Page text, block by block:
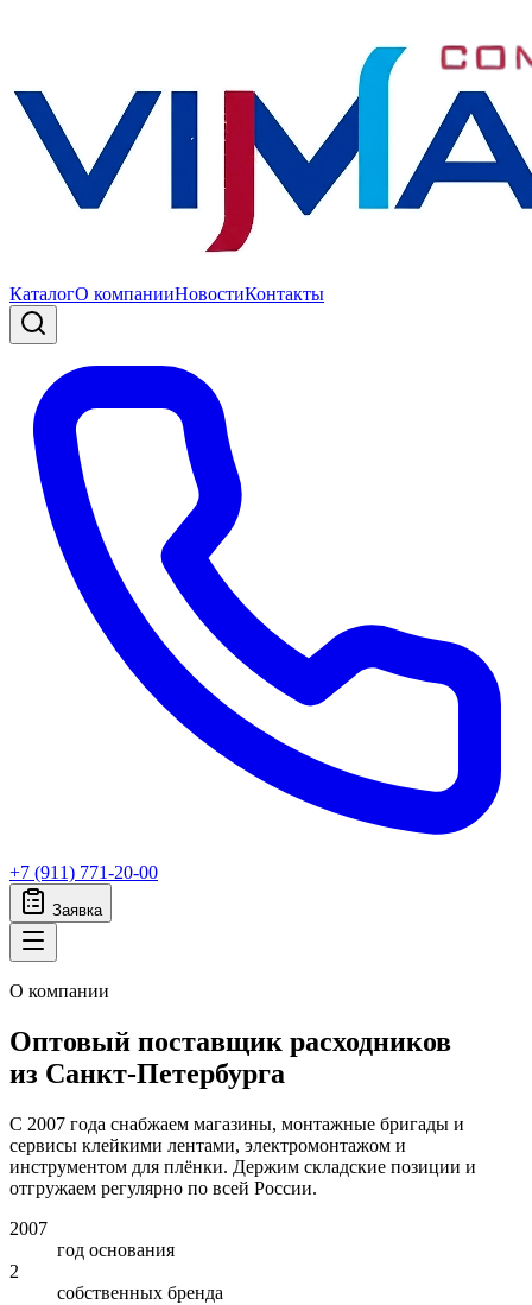
КаталогО компанииНовостиКонтакты
+7 (911) 771-20-00
Заявка
О компании
Оптовый поставщик расходников
из Санкт-Петербурга
С 2007 года снабжаем магазины, монтажные бригады и
сервисы клейкими лентами, электромонтажом и
инструментом для плёнки. Держим складские позиции и
отгружаем регулярно по всей России.
2007
год основания
2
собственных бренда